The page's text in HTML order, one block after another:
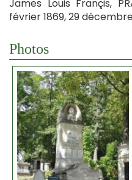
James Louis Françis,
février 1869, 29 décembre
Photos